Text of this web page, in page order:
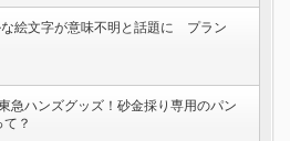
絵文字が意味不明と話題に プラン
急ハンズグッズ！砂金採り専用のパン
？